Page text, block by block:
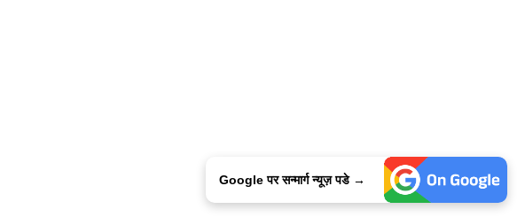
Google पर सन्मार्ग न्यूज़ पडे →